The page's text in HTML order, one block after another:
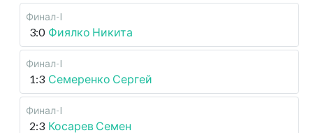
Финал-I
3:0 Фиялко Никита
Финал-I
1:3 Семеренко Сергей
Финал-I
2:3 Косарев Семен